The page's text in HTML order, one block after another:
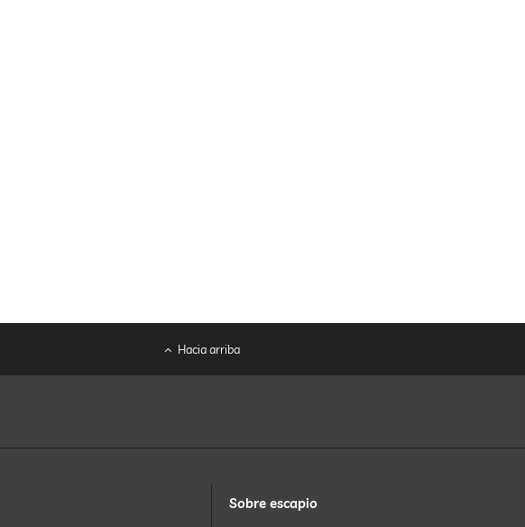
Hacia arriba
Sobre escapio